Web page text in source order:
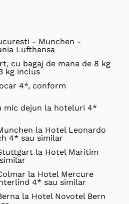
- Munchen -
Lufthansa
cu bagaj de mana de 8 kg
kg inclus
4*, conform
mic dejun la hoteluri 4*
la Hotel Leonardo
4* sau similar
la Hotel Maritim
la Hotel Mercure
4* sau similar
la Hotel Novotel Bern